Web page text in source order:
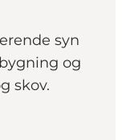
syn
og
skov.